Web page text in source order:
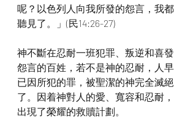
呢？以色列人向我所發的怨言，我都
聽見了。」(民14:26-27)
神不斷在忍耐一班犯罪、叛逆和喜發
怨言的百姓，若不是神的忍耐，人早
已因所犯的罪，被聖潔的神完全滅絕
了。因着神對人的愛、寬容和忍耐，
出現了榮耀的救贖計劃。